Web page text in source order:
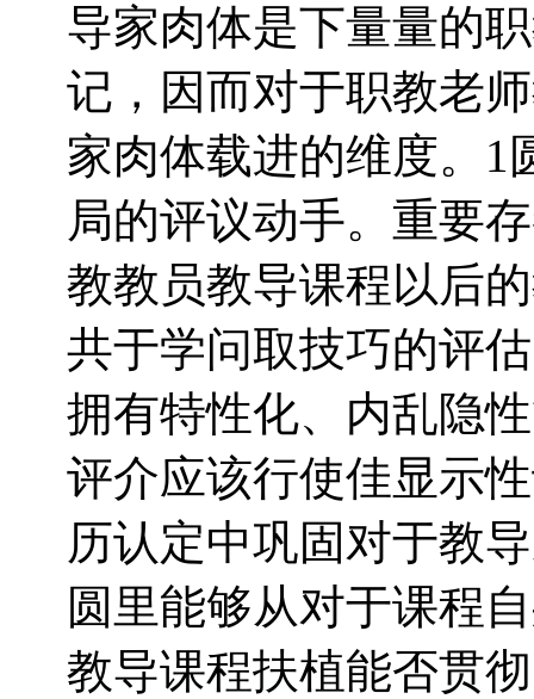
导家肉体是下量量的
记，因而对于职教老
家肉体载进的维度。1
局的评议动手。重要
教教员教导课程以后
共于学问取技巧的评
拥有特性化、内乱隐
评介应该行使佳显示
历认定中巩固对于教
圆里能够从对于课程
教导课程扶植能否贯